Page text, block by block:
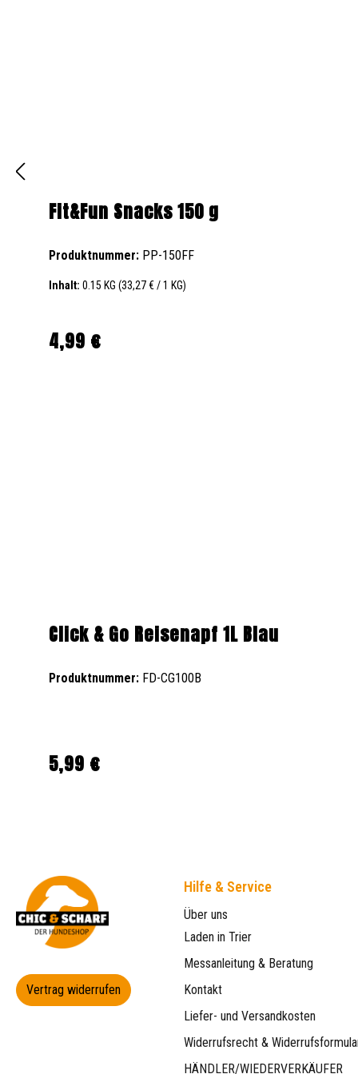
Fit&Fun Snacks 150 g
Produktnummer: PP-150FF
Inhalt: 0.15 KG (33,27 € / 1 KG)
Regulärer Preis:
4,99 €
Click & Go Reisenapf 1L Blau
Produktnummer: FD-CG100B
Regulärer Preis:
5,99 €
Vertrag widerrufen
Hilfe & Service
Über uns
Laden in Trier
Messanleitung & Beratung
Kontakt
Liefer- und Versandkosten
Widerrufsrecht &
HÄNDLER/WIEDERVERKÄUFER